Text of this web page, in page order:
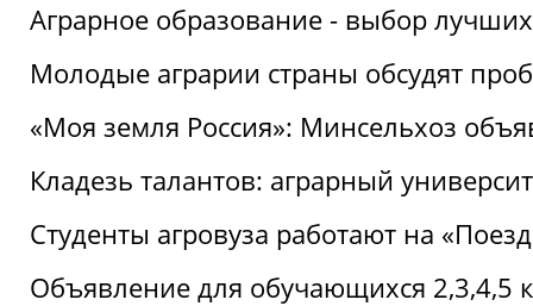
Аграрное образование - выбор лучших
Молодые аграрии страны обсудят
«Моя земля Россия»: Минсельхоз
Кладезь талантов: аграрный
Студенты агровуза работают на
Объявление для обучающихся 2,3,4,5